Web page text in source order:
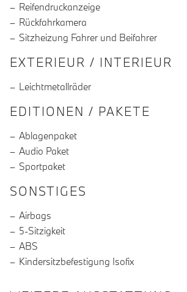
Reifendruckanzeige
Rückfahrkamera
Sitzheizung Fahrer und Beifahrer
EXTERIEUR / INTERIEUR
Leichtmetallräder
EDITIONEN / PAKETE
Ablagenpaket
Audio Paket
Sportpaket
SONSTIGES
Airbags
5-Sitzigkeit
ABS
Kindersitzbefestigung Isofix